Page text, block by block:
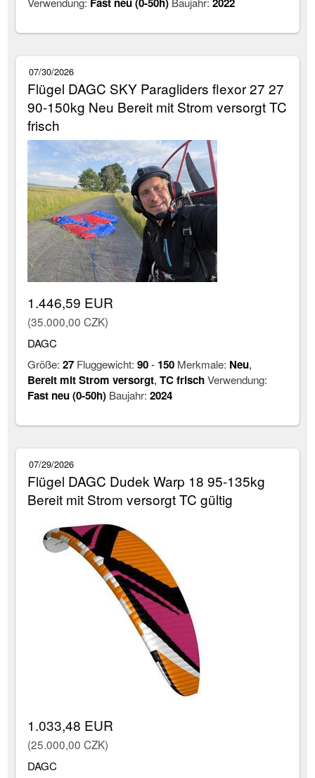
07/30/2026
Flügel DAGC SKY Paragliders flexor 27 27
90-150kg Neu Bereit mit Strom versorgt TC
frisch
1.446,59 EUR
(35.000,00 CZK)
DAGC
Größe:27 Fluggewicht:90- 150 Merkmale: Neu,
Bereit mit Strom versorgt,TC frischVerwendung:
Fast neu (0-50h) Baujahr:2024
07/29/2026
Flügel DAGC Dudek Warp 18 95-135kg
Bereit mit Strom versorgt TC gültig
1.033,48 EUR
(25.000,00 CZK)
DAGC